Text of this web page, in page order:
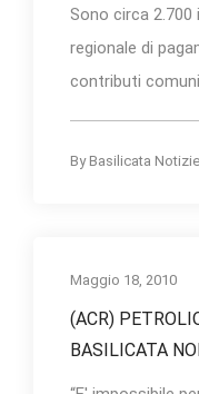
Sono circa 2.700
regionale di
contributi
By Basilicata Notizie
Maggio 18, 2010
(ACR)
BASILICATA